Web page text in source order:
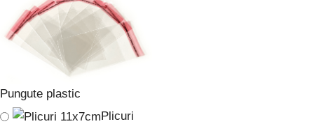
Pungute plastic
Plicuri